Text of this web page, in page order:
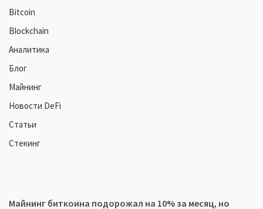
Bitcoin
Blockchain
Аналитика
Блог
Майнинг
Новости DeFi
Статьи
Стекинг
Майнинг биткоина подорожал на 10% за месяц, но